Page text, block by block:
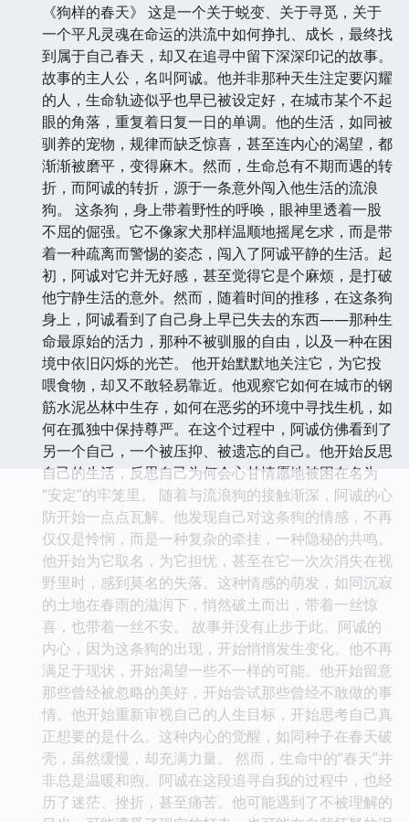
《狗样的春天》 这是一个关于蜕变、关于寻觅，关于
一个平凡灵魂在命运的洪流中如何挣扎、成长，最终找
到属于自己春天，却又在追寻中留下深深印记的故事。
故事的主人公，名叫阿诚。他并非那种天生注定要闪耀
的人，生命轨迹似乎也早已被设定好，在城市某个不起
眼的角落，重复着日复一日的单调。他的生活，如同被
驯养的宠物，规律而缺乏惊喜，甚至连内心的渴望，都
渐渐被磨平，变得麻木。然而，生命总有不期而遇的转
折，而阿诚的转折，源于一条意外闯入他生活的流浪
狗。 这条狗，身上带着野性的呼唤，眼神里透着一股
不屈的倔强。它不像家犬那样温顺地摇尾乞求，而是带
着一种疏离而警惕的姿态，闯入了阿诚平静的生活。起
初，阿诚对它并无好感，甚至觉得它是个麻烦，是打破
他宁静生活的意外。然而，随着时间的推移，在这条狗
身上，阿诚看到了自己身上早已失去的东西——那种生
命最原始的活力，那种不被驯服的自由，以及一种在困
境中依旧闪烁的光芒。 他开始默默地关注它，为它投
喂食物，却又不敢轻易靠近。他观察它如何在城市的钢
筋水泥丛林中生存，如何在恶劣的环境中寻找生机，如
何在孤独中保持尊严。在这个过程中，阿诚仿佛看到了
另一个自己，一个被压抑、被遗忘的自己。他开始反思
自己的生活，反思自己为何会心甘情愿地被困在名为
“安定”的牢笼里。 随着与流浪狗的接触渐深，阿诚的心
防开始一点点瓦解。他发现自己对这条狗的情感，不再
仅仅是怜悯，而是一种复杂的牵挂，一种隐秘的共鸣。
他开始为它取名，为它担忧，甚至在它一次次消失在视
野里时，感到莫名的失落。这种情感的萌发，如同沉寂
的土地在春雨的滋润下，悄然破土而出，带着一丝惊
喜，也带着一丝不安。 故事并没有止步于此。阿诚的
内心，因为这条狗的出现，开始悄悄发生变化。他不再
满足于现状，开始渴望一些不一样的可能。他开始留意
那些曾经被忽略的美好，开始尝试那些曾经不敢做的事
情。他开始重新审视自己的人生目标，开始思考自己真
正想要的是什么。这种内心的觉醒，如同种子在春天破
壳，虽然缓慢，却充满力量。 然而，生命中的“春天”并
非总是温暖和煦。阿诚在这段追寻自我的过程中，也经
历了迷茫、挫折，甚至痛苦。他可能遇到了不被理解的